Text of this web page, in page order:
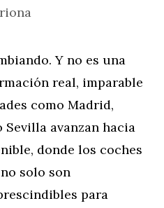
Y no es una
real, imparable
como Madrid,
Sevilla avanzan hacia
donde los coches
solo son
para